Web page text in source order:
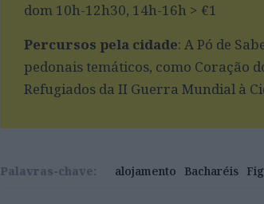
dom 10h-12h30, 14h-16h > €1
Percursos pela cidade: A Pó de
pedonais temáticos, como Coração
Refugiados da II Guerra Mundial à
Palavras-chave: alojamento Bacharéis